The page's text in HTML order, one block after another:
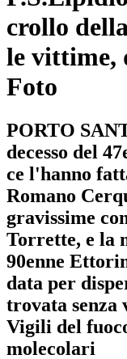
crollo
le vittime,
Foto
PORTO
decesso del
ce l'hanno
Romano
gravissime
Torrette, e la
90enne
data per
trovata senza
Vigili del
molecolari